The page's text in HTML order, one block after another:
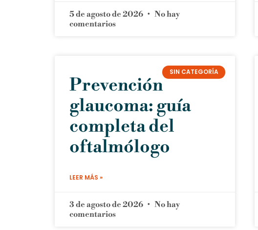
5 de agosto de 2026
No hay
comentarios
SIN CATEGORÍA
Prevención
glaucoma: guía
completa del
oftalmólogo
LEER MÁS »
3 de agosto de 2026
No hay
comentarios